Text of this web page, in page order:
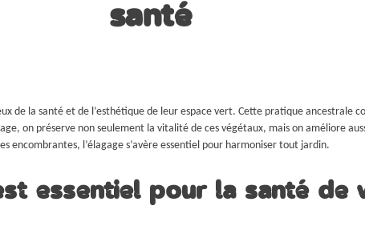
santé
de la santé et de l’esthétique de leur espace vert. Cette pratique ancestrale
on préserve non seulement la vitalité de ces végétaux, mais on améliore
encombrantes, l’élagage s’avère essentiel pour harmoniser tout jardin.
essentiel pour la santé de